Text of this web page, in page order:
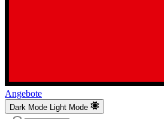
Angebote
Dark Mode Light Mode